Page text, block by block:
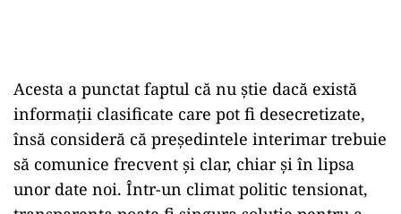
Acesta a punctat faptul că nu știe dacă există
informații clasificate care pot fi desecretizate,
însă consideră că președintele interimar trebuie
să comunice frecvent și clar, chiar și în lipsa
unor date noi. Într-un climat politic tensionat,